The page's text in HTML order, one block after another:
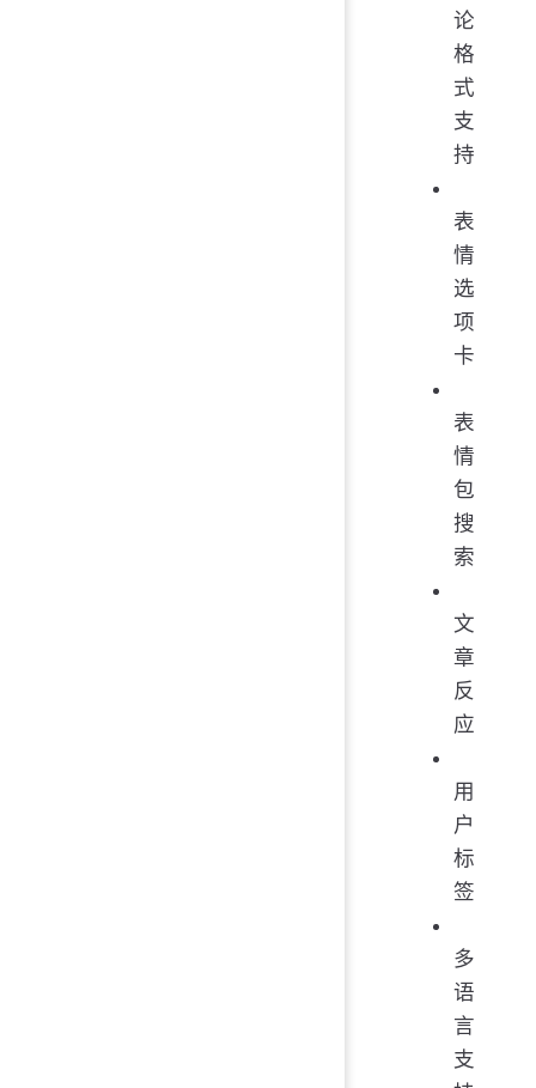
论
格
式
支
持
表
情
选
项
卡
表
情
包
搜
索
文
章
反
应
用
户
标
签
多
语
言
支